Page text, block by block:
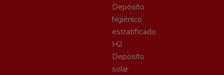
Depósito
higiénico
estratificado
H2
Depósito
solar